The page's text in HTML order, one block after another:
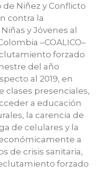
Niñez y Conflicto
contra la
y Jóvenes al
–COALICO–
forzado
del año
al 2019, en
clases presenciales,
a educación
la carencia de
de celulares y la
a
de crisis sanitaria,
forzado